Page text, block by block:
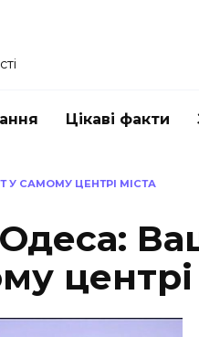
Цікаві факти
У САМОМУ ЦЕНТРІ МІСТА
центрі